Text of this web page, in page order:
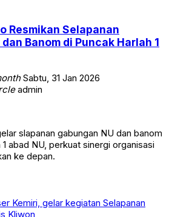
Resmikan Selapanan
Banom di Puncak Harlah 1
Sabtu, 31 Jan 2026
admin
slapanan gabungan NU dan banom
abad NU, perkuat sinergi organisasi
ke depan.